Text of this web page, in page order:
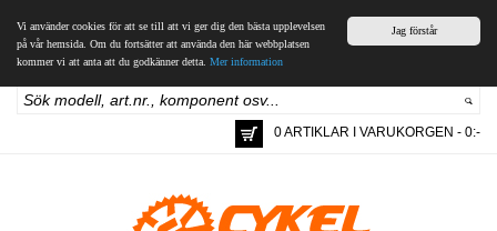
Jag förstår
Vi använder cookies för att se till att vi ger dig den bästa upplevelsen
på vår hemsida. Om du fortsätter att använda den här webbplatsen
kommer vi att anta att du godkänner detta. Mer information
0 ARTIKLAR I VARUKORGEN - 0:-